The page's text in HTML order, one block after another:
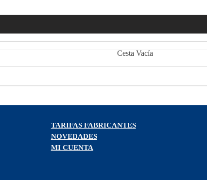
Cesta Vacía
TARIFAS FABRICANTES
NOVEDADES
MI CUENTA